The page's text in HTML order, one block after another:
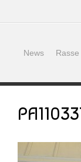
News Rasse